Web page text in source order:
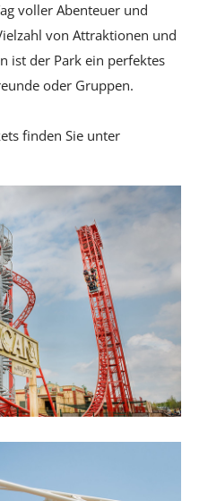
voller Abenteuer und
von Attraktionen und
ist der Park ein perfektes
oder Gruppen.
finden Sie unter